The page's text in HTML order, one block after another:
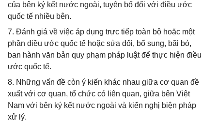
của bên ký kết nước ngoài, tuyên bố đối với điều ước
quốc tế nhiều bên.
7. Đánh giá về việc áp dụng trực tiếp toàn bộ hoặc một
phần điều ước quốc tế hoặc sửa đổi, bổ sung, bãi bỏ,
ban hành văn bản quy phạm pháp luật để thực hiện điều
ước quốc tế.
8. Những vấn đề còn ý kiến khác nhau giữa cơ quan đề
xuất với cơ quan, tổ chức có liên quan, giữa bên Việt
Nam với bên ký kết nước ngoài và kiến nghị biện pháp
xử lý.